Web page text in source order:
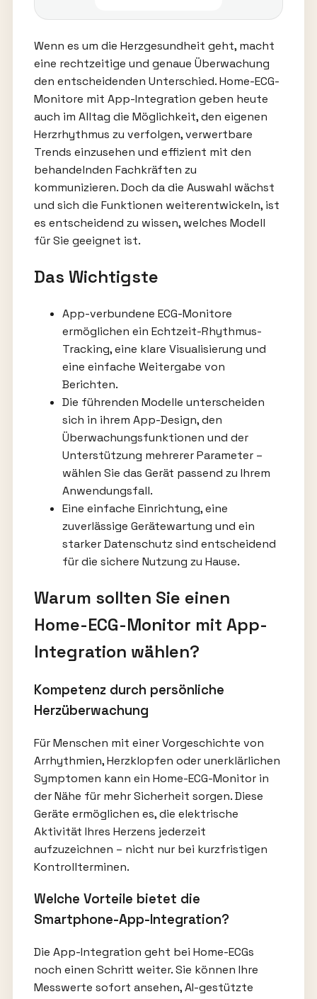
Wenn es um die Herzgesundheit geht, macht
eine rechtzeitige und genaue Überwachung
den entscheidenden Unterschied. Home-ECG-
Monitore mit App-Integration geben heute
auch im Alltag die Möglichkeit, den eigenen
Herzrhythmus zu verfolgen, verwertbare
Trends einzusehen und effizient mit den
behandelnden Fachkräften zu
kommunizieren. Doch da die Auswahl wächst
und sich die Funktionen weiterentwickeln, ist
es entscheidend zu wissen, welches Modell
für Sie geeignet ist.
Das Wichtigste
App-verbundene ECG-Monitore
ermöglichen ein Echtzeit-Rhythmus-
Tracking, eine klare Visualisierung und
eine einfache Weitergabe von
Berichten.
Die führenden Modelle unterscheiden
sich in ihrem App-Design, den
Überwachungsfunktionen und der
Unterstützung mehrerer Parameter –
wählen Sie das Gerät passend zu Ihrem
Anwendungsfall.
Eine einfache Einrichtung, eine
zuverlässige Gerätewartung und ein
starker Datenschutz sind entscheidend
für die sichere Nutzung zu Hause.
Warum sollten Sie einen
Home-ECG-Monitor mit App-
Integration wählen?
Kompetenz durch persönliche
Herzüberwachung
Für Menschen mit einer Vorgeschichte von
Arrhythmien, Herzklopfen oder unerklärlichen
Symptomen kann ein Home-ECG-Monitor in
der Nähe für mehr Sicherheit sorgen. Diese
Geräte ermöglichen es, die elektrische
Aktivität Ihres Herzens jederzeit
aufzuzeichnen – nicht nur bei kurzfristigen
Kontrollterminen.
Welche Vorteile bietet die
Smartphone-App-Integration?
Die App-Integration geht bei Home-ECGs
noch einen Schritt weiter. Sie können Ihre
Messwerte sofort ansehen, AI-gestützte